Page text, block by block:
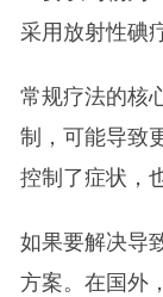
采用放射性碘
常规疗法的核
制，可能导致
控制了症状，
如果要解决导
方案。在国外